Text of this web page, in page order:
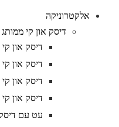
אלקטרוניקה
דיסק און קי ממותג
דיסק און קי
דיסק און
דיסק און קי
דיסק און קי
עט עם דיסק